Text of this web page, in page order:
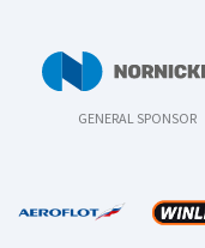
GENERAL SPONSOR